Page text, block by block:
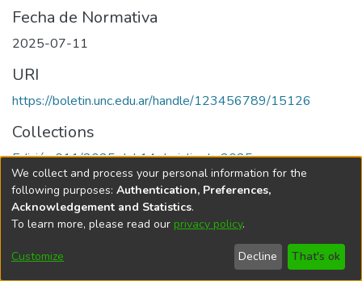
Fecha de Normativa
2025-07-11
URI
https://boletin.unc.edu.ar/handle/123456789/15126
Collections
Edición 011/2025 del 14 de julio de 2025
Universidad Nacional de Córdoba
We collect and process your personal information for the
following purposes: Authentication, Preferences,
Acknowledgement and Statistics.
To learn more, please read our privacy policy.
Customize Decline That's ok